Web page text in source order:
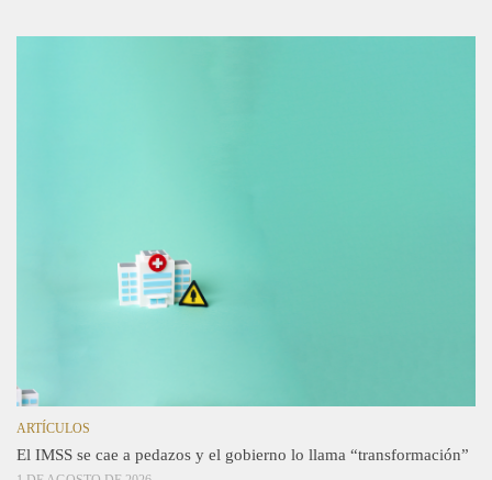
ARTÍCULOS
El IMSS se cae a pedazos y el gobierno lo llama “transformación”